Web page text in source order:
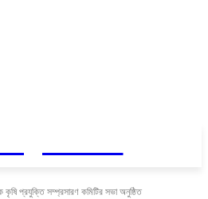
কৃষি প্রযুক্তি সম্প্রসারণ কমিটির সভা অনুষ্ঠিত